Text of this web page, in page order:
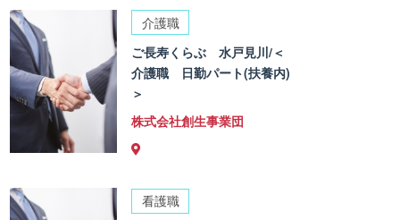
介護職
ご長寿くらぶ 水戸見川/＜
介護職 日勤パート(扶養内)
＞
株式会社創生事業団
看護職